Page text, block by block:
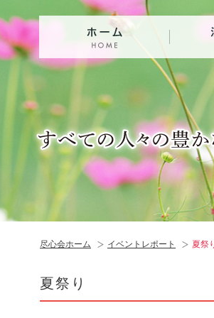
尽心会ホーム イベントレポート 夏祭
夏祭り